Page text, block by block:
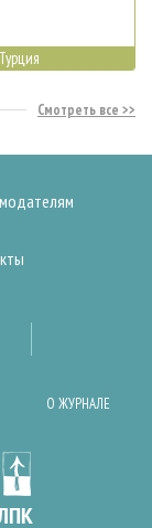
Смотреть все
О ЖУРНАЛЕ